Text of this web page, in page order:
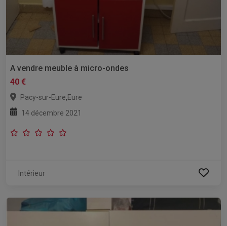
A vendre meuble à micro-ondes
40 €
Pacy-sur-Eure,Eure
14 décembre 2021
Intérieur